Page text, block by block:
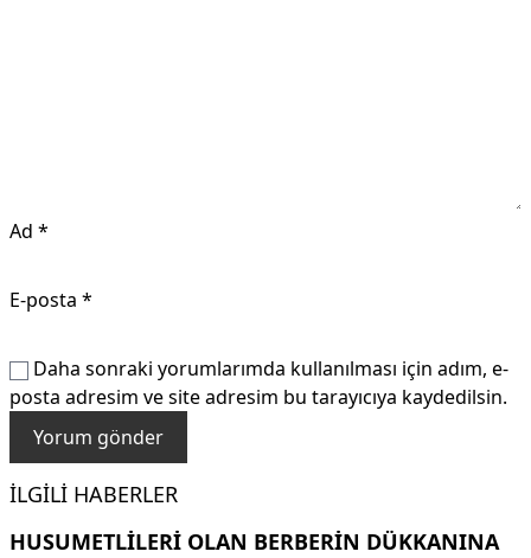
Ad *
E-posta *
Daha sonraki yorumlarımda kullanılması için adım, e-
posta adresim ve site adresim bu tarayıcıya kaydedilsin.
İLGILI HABERLER
HUSUMETLILERI OLAN BERBERIN DÜKKANINA